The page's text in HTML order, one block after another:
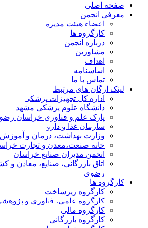
صفحه اصلی
معرفی انجمن
اعضاء هیئت مدیره
کارگروه ها
درباره انجمن
مشاورین
اهداف
اساسنامه
تماس با ما
لینک ارگان های مرتبط
اداره کل تجهیزات پزشکی
دانشگاه علوم پزشکی مشهد
پارک علم و فناوری خراسان
سازمان غذا و دارو
وزارت بهداشت، درمان و
خانه صنعت،معدن و تجارت
انجمن مدیران صنایع خراسان
اتاق بازرگانی، صنایع، معادن
رضوی
کارگروه ها
کارگروه زیرساخت
کارگروه علمی، فناوری و
کارگروه مالی
کارگروه بازرگانی